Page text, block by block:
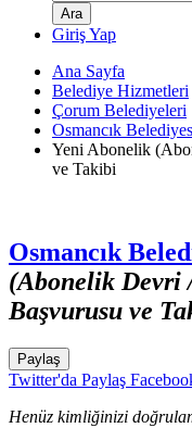
Giriş Yap
Ana Sayfa
Belediye Hizmetleri
Çorum Belediyeleri
Osmancık
Yeni Abonelik
ve Takibi
Osmancık
(Abonelik Devri
Başvurusu ve
Paylaş
Twitter'da Paylaş
Henüz kimliğinizi